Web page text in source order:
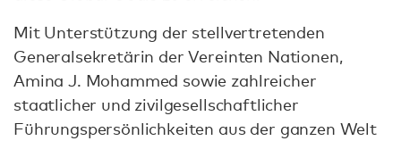
Mit Unterstützung der stellvertretenden
Generalsekretärin der Vereinten Nationen,
Amina J. Mohammed sowie zahlreicher
staatlicher und zivilgesellschaftlicher
Führungspersönlichkeiten aus der ganzen Welt